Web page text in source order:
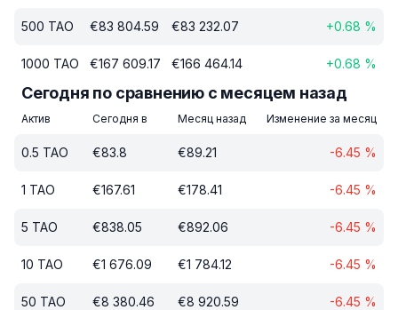
500 TAO €83 804.59 €83 232.07 +0.68 %
1000 TAO €167 609.17 €166 464.14 +0.68 %
Сегодня по сравнению с месяцем назад
Актив Сегодня в Месяц назад Изменение за месяц
0.5 TAO €83.8 €89.21 -6.45 %
1 TAO €167.61 €178.41 -6.45 %
5 TAO €838.05 €892.06 -6.45 %
10 TAO €1 676.09 €1 784.12 -6.45 %
50 TAO €8 380.46 €8 920.59 -6.45 %